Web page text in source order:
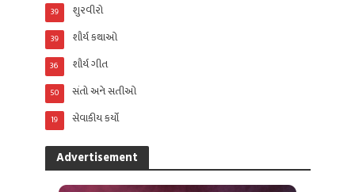
શુરવીરો
39
શૌર્ય કથાઓ
39
શૌર્ય ગીત
36
સંતો અને સતીઓ
50
સેવાકીય કર્યો
19
Advertisement